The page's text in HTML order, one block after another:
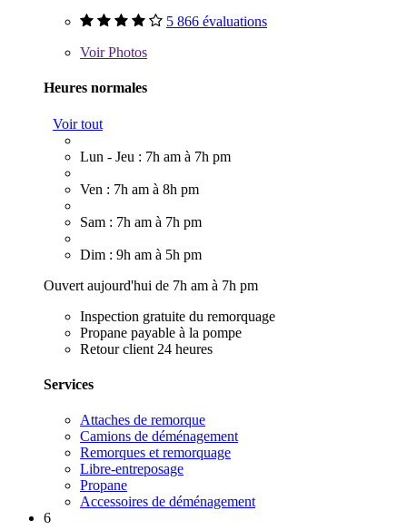
5 866 évaluations
VoirPhotos
Heures normales
Voir tout
Lun - Jeu : 7h am à 7h pm
Ven : 7h am à 8h pm
Sam : 7h am à 7h pm
Dim : 9h am à 5h pm
Ouvert aujourd'hui de 7h am à 7h pm
Inspection gratuite du remorquage
Propane payable à la pompe
Retour client 24 heures
Services
Attaches de remorque
Camions de déménagement
Remorques et remorquage
Libre-entreposage
Propane
Accessoires de déménagement
6